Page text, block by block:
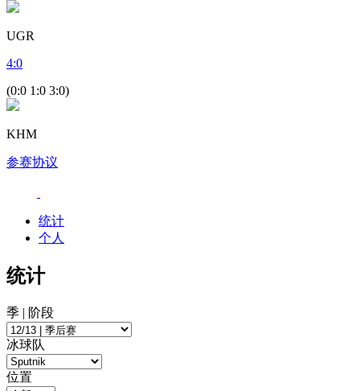
UGR
4:0
(0:0 1:0 3:0)
KHM
参赛协议
统计
个人
统计
季 | 阶段
冰球队
位置